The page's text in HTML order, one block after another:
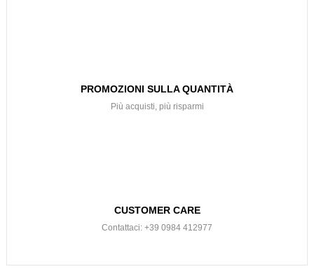
PROMOZIONI SULLA QUANTITÀ
Più acquisti, più risparmi
CUSTOMER CARE
Contattaci: +39 0984 412977